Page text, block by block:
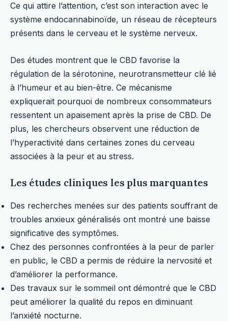
Ce qui attire l’attention, c’est son interaction avec le
système endocannabinoïde, un réseau de récepteurs
présents dans le cerveau et le système nerveux.
Des études montrent que le CBD favorise la
régulation de la sérotonine, neurotransmetteur clé lié
à l’humeur et au bien-être. Ce mécanisme
expliquerait pourquoi de nombreux consommateurs
ressentent un apaisement après la prise de CBD. De
plus, les chercheurs observent une réduction de
l’hyperactivité dans certaines zones du cerveau
associées à la peur et au stress.
Les études cliniques les plus marquantes
Des recherches menées sur des patients souffrant de
troubles anxieux généralisés ont montré une baisse
significative des symptômes.
Chez des personnes confrontées à la peur de parler
en public, le CBD a permis de réduire la nervosité et
d’améliorer la performance.
Des travaux sur le sommeil ont démontré que le CBD
peut améliorer la qualité du repos en diminuant
l’anxiété nocturne.